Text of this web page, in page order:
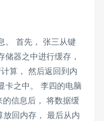
首先， 张三从键
器之中进行缓存，
算， 然后返回到内
卡之中。 李四的电脑
的信息后， 将数据缓
回内存， 最后从内